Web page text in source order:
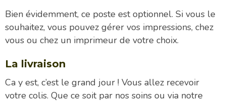
Bien évidemment, ce poste est optionnel. Si vous le
souhaitez, vous pouvez gérer vos impressions, chez
vous ou chez un imprimeur de votre choix.
La livraison
Ca y est, c’est le grand jour ! Vous allez recevoir
votre colis. Que ce soit par nos soins ou via notre